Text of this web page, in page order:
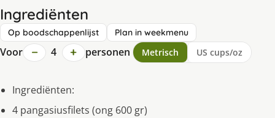
Ingrediënten
Op boodschappenlijst Plan in weekmenu
Voor − 4 + personen Metrisch US cups/oz
Ingrediënten:
4 pangasiusfilets (ong 600 gr)